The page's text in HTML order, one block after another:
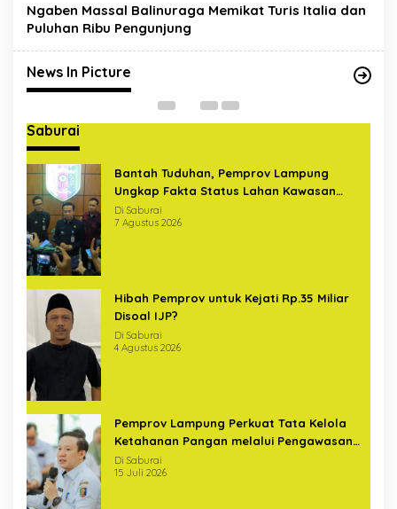
Ngaben Massal Balinuraga Memikat Turis Italia dan
Puluhan Ribu Pengunjung
News In Picture
Satgas Gabungan Covid-19
Sterilkan Pelintas di Bundaran
Hajimena Lampung
Di News In Picture
Saburai
Bantah Tuduhan, Pemprov Lampung
Ungkap Fakta Status Lahan Kawasan
Ryacudu
Di Saburai
7 Agustus 2026
Hibah Pemprov untuk Kejati Rp.35 Miliar
Disoal IJP?
Di Saburai
4 Agustus 2026
Pemprov Lampung Perkuat Tata Kelola
Ketahanan Pangan melalui Pengawasan
Terintegrasi Bersama BPKP
Di Saburai
15 Juli 2026